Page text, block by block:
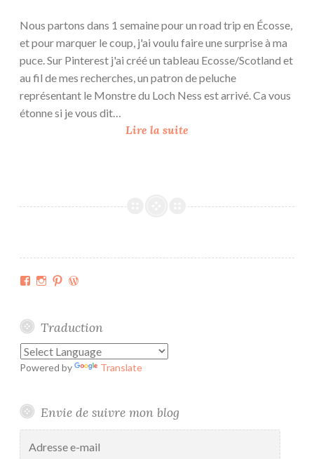
Nous partons dans 1 semaine pour un road trip en Écosse,
et pour marquer le coup, j'ai voulu faire une surprise à ma
puce. Sur Pinterest j'ai créé un tableau Ecosse/Scotland et
au fil de mes recherches, un patron de peluche
représentant le Monstre du Loch Ness est arrivé. Ca vous
étonne si je vous dit…
Lire la suite
Facebook
Instagram
Pinterest
Traduction
Powered by Translate
Envie de suivre mon blog